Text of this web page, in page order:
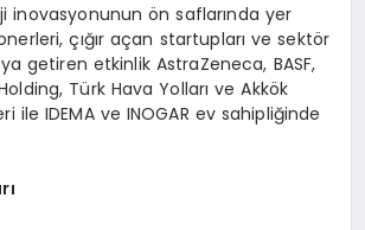
inovasyonunun ön saflarında yer
çığır açan startupları ve sektör
getiren etkinlik AstraZeneca, BASF,
Türk Hava Yolları ve Akkök
ile IDEMA ve INOGAR ev sahipliğinde